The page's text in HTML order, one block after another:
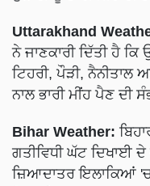
Uttarakhand
ਨੇ ਜਾਣਕਾਰੀ ਦਿੱਤੀ ਹੈ
ਟਿਹਰੀ, ਪੌੜੀ,
ਨਾਲ ਭਾਰੀ ਮੀਂਹ ਪੈਣ ਦੀ
Bihar Weather:
ਗਤੀਵਿਧੀ ਘੱਟ ਦਿਖਾਈ
ਜ਼ਿਆਦਾਤਰ ਇਲਾਕਿਆਂ